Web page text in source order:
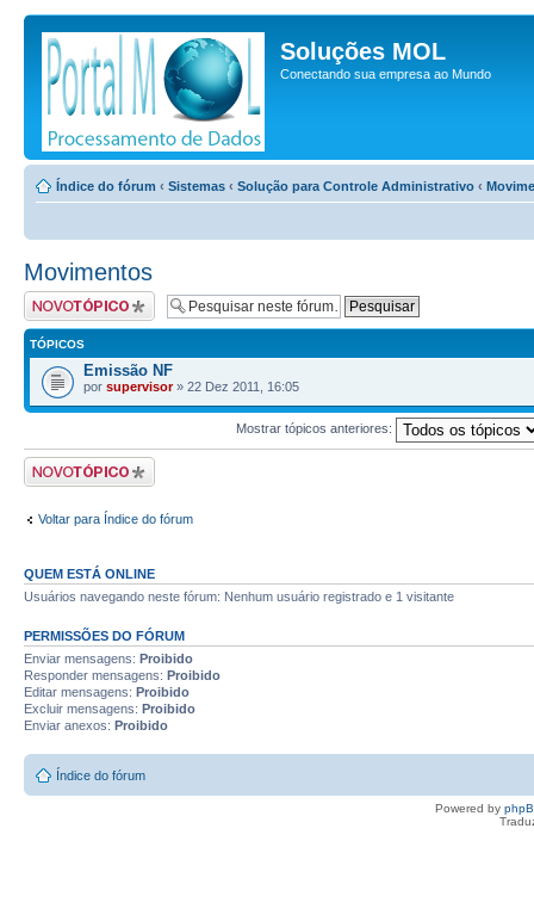
Soluções MOL
Conectando sua empresa ao Mundo
Índice do fórum ‹ Sistemas ‹ Solução para Controle Administrativo ‹
Movimentos
Criar um novo tópico
TÓPICOS
Emissão NF
por supervisor» 22 Dez 2011, 16:05
Mostrar tópicos anteriores:
Criar um novo tópico
Voltar para Índice do fórum
QUEM ESTÁ ONLINE
Usuários navegando neste fórum: Nenhum usuário registrado e 1 visitante
PERMISSÕES DO FÓRUM
Enviar mensagens: Proibido
Responder mensagens: Proibido
Editar mensagens: Proibido
Excluir mensagens: Proibido
Enviar anexos: Proibido
Índice do fórum
Powered by